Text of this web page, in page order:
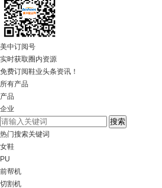
美中订阅号
实时获取圈内资源
免费订阅鞋业头条资讯！
所有产品
产品
企业
热门搜索关键词
女鞋
PU
前帮机
切割机